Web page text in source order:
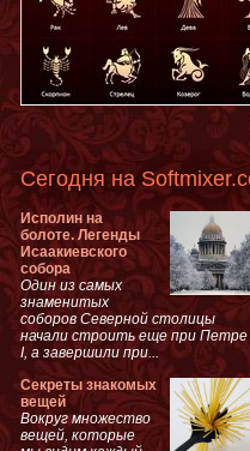
Сегодня на
Исполин на
болоте. Легенды
Исаакиевского
собора
Один из самых
знаменитых
соборов Северной столицы
начали строить еще при Петре
I, а завершили при...
Секреты знакомых
вещей
Вокруг множество
вещей, которые